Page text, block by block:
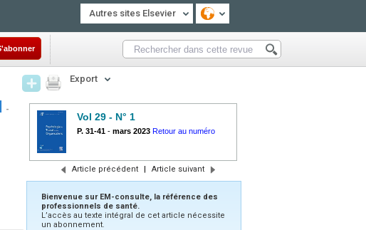
Autres sites Elsevier
-
Export
Vol 29 - N° 1
P. 31-41 - mars 2023 Retour au numéro
Article précédent | Article suivant
Bienvenue sur EM-consulte, la référence des
professionnels de santé.
L’accès au texte intégral de cet article nécessite
un abonnement.